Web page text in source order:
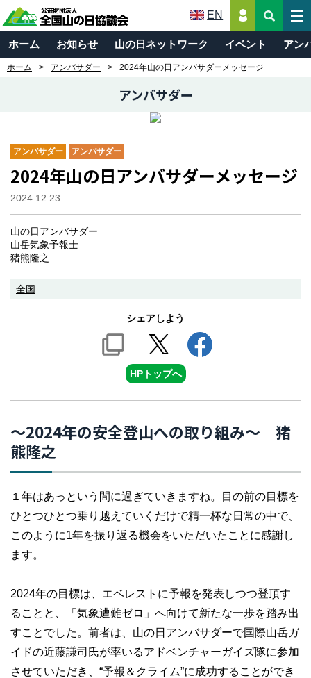
EN
ホーム お知らせ 山の日ネットワーク イベント アン
ホーム アンバサダー 2024年山の日アンバサダーメッセージ
アンバサダー
アンバサダー アンバサダー
2024年山の日アンバサダーメッセージ
2024.12.23
山の日アンバサダー
山岳気象予報士
猪熊隆之
全国
シェアしよう
HPトップへ
～2024年の安全登山への取り組み～ 猪
熊隆之
１年はあっという間に過ぎていきますね。目の前の目標を
ひとつひとつ乗り越えていくだけで精一杯な日常の中で、
このように1年を振り返る機会をいただいたことに感謝し
ます。
2024年の目標は、エベレストに予報を発表しつつ登頂す
ることと、「気象遭難ゼロ」へ向けて新たな一歩を踏み出
すことでした。前者は、山の日アンバサダーで国際山岳ガ
イドの近藤謙司氏が率いるアドベンチャーガイズ隊に参加
させていただき、“予報＆クライム”に成功することができ